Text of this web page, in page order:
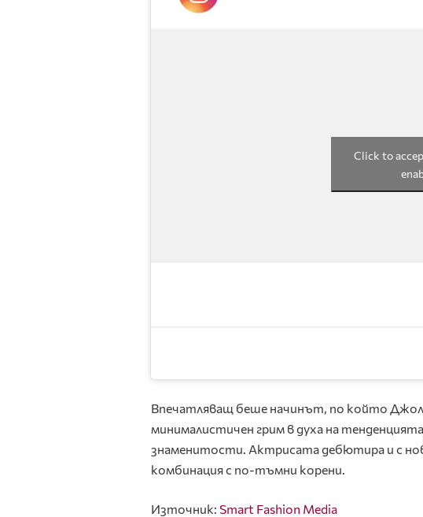
Click to
Впечатляващ беше начинът, по който
минималистичен грим в духа на
знаменитости. Актрисата дебютира и с
комбинация с по-тъмни корени.
Източник: Smart Fashion Media